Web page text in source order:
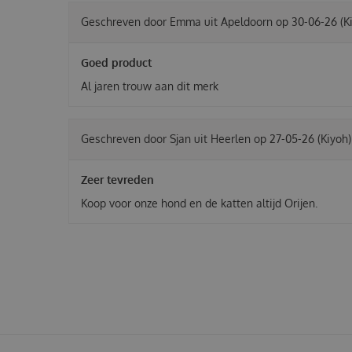
Geschreven door Emma uit Apeldoorn op 30-06-26
Goed product
Al jaren trouw aan dit merk
Geschreven door Sjan uit Heerlen op 27-05-26 (Kiyoh)
Zeer tevreden
Koop voor onze hond en de katten altijd Orijen.